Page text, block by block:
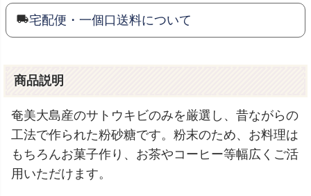
宅配便・一個口送料について
商品説明
奄美大島産のサトウキビのみを厳選し、昔ながらの
工法で作られた粉砂糖です。粉末のため、お料理は
もちろんお菓子作り、お茶やコーヒー等幅広くご活
用いただけます。